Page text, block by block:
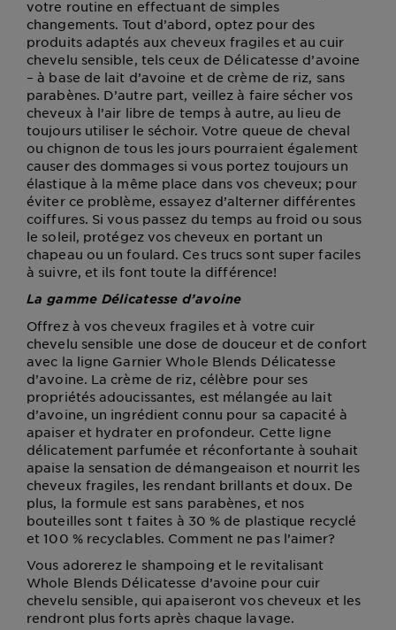
votre routine en effectuant de simples
changements. Tout d’abord, optez pour des
produits adaptés aux cheveux fragiles et au cuir
chevelu sensible, tels ceux de Délicatesse d’avoine
– à base de lait d’avoine et de crème de riz, sans
parabènes. D’autre part, veillez à faire sécher vos
cheveux à l’air libre de temps à autre, au lieu de
toujours utiliser le séchoir. Votre queue de cheval
ou chignon de tous les jours pourraient également
causer des dommages si vous portez toujours un
élastique à la même place dans vos cheveux; pour
éviter ce problème, essayez d’alterner différentes
coiffures. Si vous passez du temps au froid ou sous
le soleil, protégez vos cheveux en portant un
chapeau ou un foulard. Ces trucs sont super faciles
à suivre, et ils font toute la différence!
La gamme Délicatesse d’avoine
Offrez à vos cheveux fragiles et à votre cuir
chevelu sensible une dose de douceur et de confort
avec la ligne Garnier Whole Blends Délicatesse
d’avoine. La crème de riz, célèbre pour ses
propriétés adoucissantes, est mélangée au lait
d’avoine, un ingrédient connu pour sa capacité à
apaiser et hydrater en profondeur. Cette ligne
délicatement parfumée et réconfortante à souhait
apaise la sensation de démangeaison et nourrit les
cheveux fragiles, les rendant brillants et doux. De
plus, la formule est sans parabènes, et nos
bouteilles sont t faites à 30 % de plastique recyclé
et 100 % recyclables. Comment ne pas l’aimer?
Vous adorerez le shampoing et le revitalisant
Whole Blends Délicatesse d’avoine pour cuir
chevelu sensible, qui apaiseront vos cheveux et les
rendront plus forts après chaque lavage.